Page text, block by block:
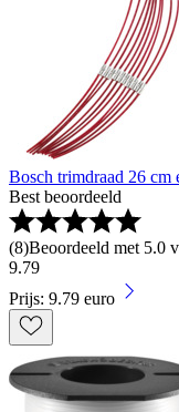
Bosch trimdraad 26 cm
Best beoordeeld
(8)Beoordeeld met 5.0
9.79
Prijs: 9.79 euro